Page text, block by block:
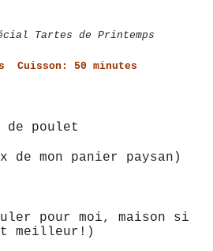
Tartes de Printemps
Cuisson: 50 minutes
de poulet
de mon panier paysan)
pour moi, maison si
meilleur!)